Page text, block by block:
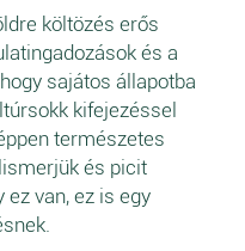
költözés erős
és a
sajátos állapotba
kifejezéssel
természetes
és picit
van, ez is egy